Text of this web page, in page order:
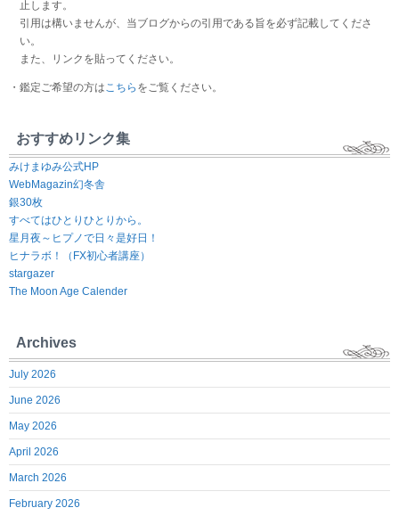
止します。
引用は構いませんが、当ブログからの引用である旨を必ず記載してくださ
い。
また、リンクを貼ってください。
・鑑定ご希望の方はこちら をご覧ください。
おすすめリンク集
みけまゆみ公式HP
WebMagazin幻冬舎
銀30枚
すべてはひとりひとりから。
星月夜～ヒプノで日々是好日！
ヒナラボ！（FX初心者講座）
stargazer
The Moon Age Calender
Archives
July 2026
June 2026
May 2026
April 2026
March 2026
February 2026